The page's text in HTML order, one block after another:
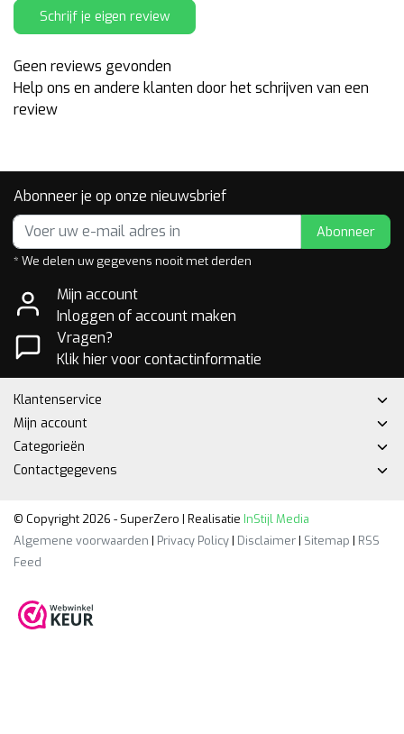
Schrijf je eigen review
Geen reviews gevonden
Help ons en andere klanten door het schrijven van een
review
Abonneer je op onze nieuwsbrief
Abonneer
* We delen uw gegevens nooit met derden
Mijn account
Inloggen of account maken
Vragen?
Klik hier voor contactinformatie
Klantenservice
Mijn account
Categorieën
Contactgegevens
© Copyright 2026 - SuperZero | Realisatie InStijl Media
Algemene voorwaarden | Privacy Policy| Disclaimer| Sitemap | RSS
Feed